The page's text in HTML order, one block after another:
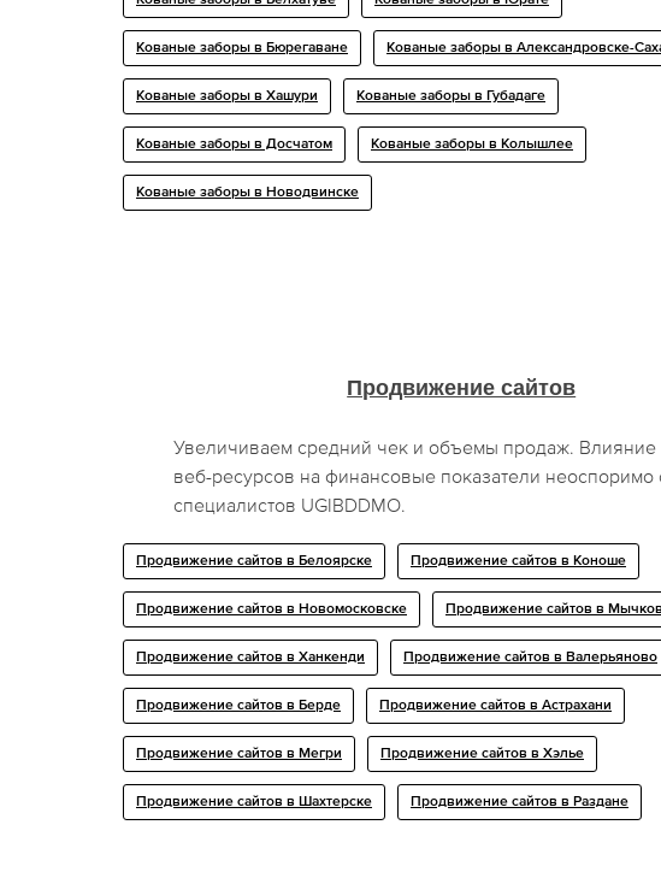
Кованые заборы в Бюрегаване Кованые заборы в Александровске-
Кованые заборы в Хашури Кованые заборы в Губадаге
Кованые заборы в Досчатом Кованые заборы в Колышлее
Кованые заборы в Новодвинске
Продвижение сайтов
Увеличиваем средний чек и объемы продаж. Влияние
веб-ресурсов на финансовые показатели неоспоримо
специалистов UGIBDDMO.
Продвижение сайтов в Белоярске Продвижение сайтов в Коноше
Продвижение сайтов в Новомосковске Продвижение сайтов в
Продвижение сайтов в Ханкенди Продвижение сайтов в Валерьяново
Продвижение сайтов в Берде Продвижение сайтов в Астрахани
Продвижение сайтов в Мегри Продвижение сайтов в Хэлье
Продвижение сайтов в Шахтерске Продвижение сайтов в Раздане